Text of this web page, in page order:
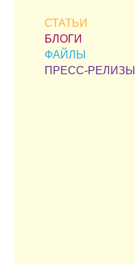
СТАТЬИ
БЛОГИ
ФАЙЛЫ
ПРЕСС-РЕЛИЗЫ